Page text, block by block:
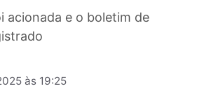
acionada e o boletim de